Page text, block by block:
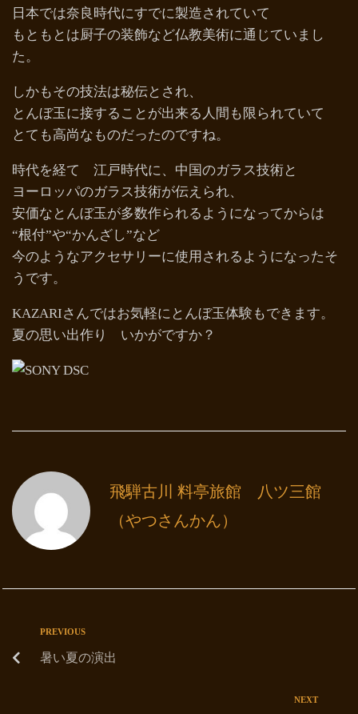
日本では奈良時代にすでに製造されていて
もともとは厨子の装飾など仏教美術に通じていまし
た。
しかもその技法は秘伝とされ、
とんぼ玉に接することが出来る人間も限られていて
とても高尚なものだったのですね。
時代を経て 江戸時代に、中国のガラス技術と
ヨーロッパのガラス技術が伝えられ、
安価なとんぼ玉が多数作られるようになってからは
“根付”や“かんざし”など
今のようなアクセサリーに使用されるようになったそ
うです。
KAZARIさんではお気軽にとんぼ玉体験もできます。
夏の思い出作り いかがですか？
飛騨古川 料亭旅館 八ツ三館
（やつさんかん）
PREVIOUS
暑い夏の演出
NEXT